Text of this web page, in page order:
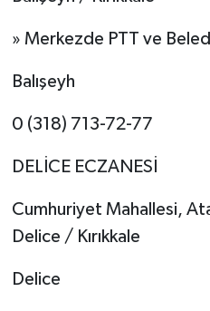
» Merkezde PTT ve
Balışeyh
0 (318) 713-72-77
DELİCE ECZANESİ
Cumhuriyet Mahallesi,
Delice / Kırıkkale
Delice